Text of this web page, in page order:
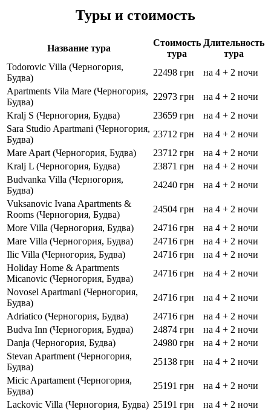
Туры и стоимость
Название тура
Стоимость
тура
Длительность
тура
Todorovic Villa (Черногория,
Будва)
22498 грн
на 4 + 2 ночи
Apartments Vila Mare (Черногория,
Будва)
22973 грн
на 4 + 2 ночи
Kralj S (Черногория, Будва)
23659 грн
на 4 + 2 ночи
Sara Studio Apartmani (Черногория,
Будва)
23712 грн
на 4 + 2 ночи
Mare Apart (Черногория, Будва)
23712 грн
на 4 + 2 ночи
Kralj L (Черногория, Будва)
23871 грн
на 4 + 2 ночи
Budvanka Villa (Черногория,
Будва)
24240 грн
на 4 + 2 ночи
Vuksanovic Ivana Apartments &
Rooms (Черногория, Будва)
24504 грн
на 4 + 2 ночи
More Villa (Черногория, Будва)
24716 грн
на 4 + 2 ночи
Mare Villa (Черногория, Будва)
24716 грн
на 4 + 2 ночи
Ilic Villa (Черногория, Будва)
24716 грн
на 4 + 2 ночи
Holiday Home & Apartments
Micanovic (Черногория, Будва)
24716 грн
на 4 + 2 ночи
Novosel Apartmani (Черногория,
Будва)
24716 грн
на 4 + 2 ночи
Adriatico (Черногория, Будва)
24716 грн
на 4 + 2 ночи
Budva Inn (Черногория, Будва)
24874 грн
на 4 + 2 ночи
Danja (Черногория, Будва)
24980 грн
на 4 + 2 ночи
Stevan Apartment (Черногория,
Будва)
25138 грн
на 4 + 2 ночи
Micic Apartament (Черногория,
Будва)
25191 грн
на 4 + 2 ночи
Lackovic Villa (Черногория, Будва) 25191 грн
на 4 + 2 ночи